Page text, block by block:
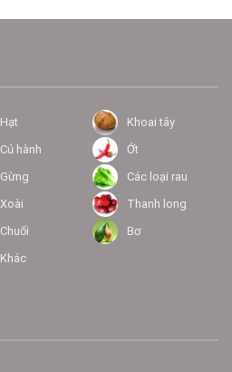
Hạt
Khoai tây
Củ hành
Ớt
Gừng
Các loại rau
Xoài
Thanh long
Chuối
Bơ
Khác